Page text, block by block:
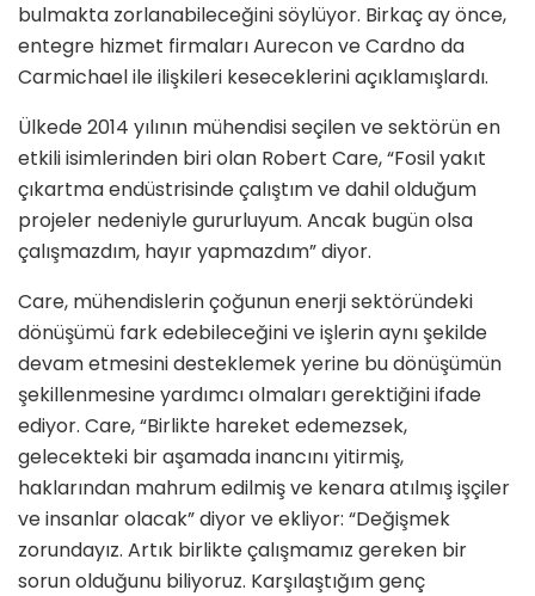
bulmakta zorlanabileceğini söylüyor. Birkaç ay önce,
entegre hizmet firmaları Aurecon ve Cardno da
Carmichael ile ilişkileri keseceklerini açıklamışlardı.
Ülkede 2014 yılının mühendisi seçilen ve sektörün en
etkili isimlerinden biri olan Robert Care, “Fosil yakıt
çıkartma endüstrisinde çalıştım ve dahil olduğum
projeler nedeniyle gururluyum. Ancak bugün olsa
çalışmazdım, hayır yapmazdım” diyor.
Care, mühendislerin çoğunun enerji sektöründeki
dönüşümü fark edebileceğini ve işlerin aynı şekilde
devam etmesini desteklemek yerine bu dönüşümün
şekillenmesine yardımcı olmaları gerektiğini ifade
ediyor. Care, “Birlikte hareket edemezsek,
gelecekteki bir aşamada inancını yitirmiş,
haklarından mahrum edilmiş ve kenara atılmış işçiler
ve insanlar olacak” diyor ve ekliyor: “Değişmek
zorundayız. Artık birlikte çalışmamız gereken bir
sorun olduğunu biliyoruz. Karşılaştığım genç